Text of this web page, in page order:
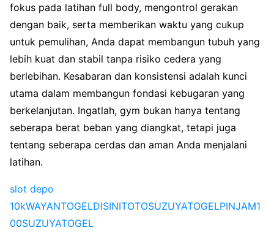
fokus pada latihan full body, mengontrol gerakan
dengan baik, serta memberikan waktu yang cukup
untuk pemulihan, Anda dapat membangun tubuh yang
lebih kuat dan stabil tanpa risiko cedera yang
berlebihan. Kesabaran dan konsistensi adalah kunci
utama dalam membangun fondasi kebugaran yang
berkelanjutan. Ingatlah, gym bukan hanya tentang
seberapa berat beban yang diangkat, tetapi juga
tentang seberapa cerdas dan aman Anda menjalani
latihan.
slot depo
10kWAYANTOGELDISINITOTOSUZUYATOGELPINJAM1
00SUZUYATOGEL